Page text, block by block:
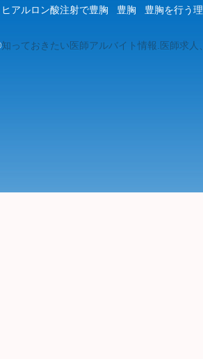
ヒアルロン酸注射で豊胸 豊胸 豊胸を行う
知っておきたい医師アルバイト情報.医師求